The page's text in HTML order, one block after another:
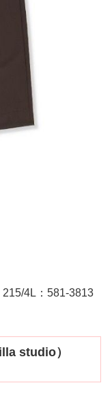
4L：581-3813
studio）